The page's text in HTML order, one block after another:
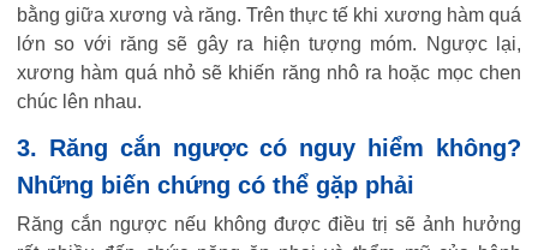
bằng giữa xương và răng. Trên thực tế khi xương hàm quá
lớn so với răng sẽ gây ra hiện tượng móm. Ngược lại,
xương hàm quá nhỏ sẽ khiến răng nhô ra hoặc mọc chen
chúc lên nhau.
3. Răng cắn ngược có nguy hiểm không?
Những biến chứng có thể gặp phải
Răng cắn ngược nếu không được điều trị sẽ ảnh hưởng